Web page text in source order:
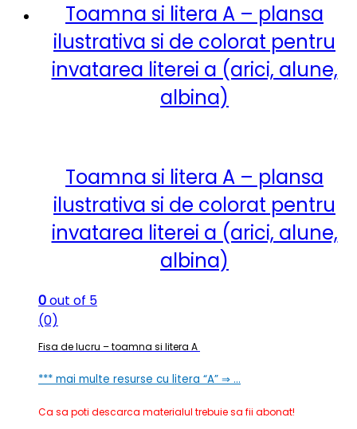
Toamna si litera A – plansa
ilustrativa si de colorat pentru
invatarea literei a (arici, alune,
albina)
Toamna si litera A – plansa
ilustrativa si de colorat pentru
invatarea literei a (arici, alune,
albina)
0out of 5
(0)
Fisa de lucru – toamna si litera A
*** mai multe resurse cu litera “A” ⇒ …
Ca sa poti descarca materialul trebuie sa fii abonat!